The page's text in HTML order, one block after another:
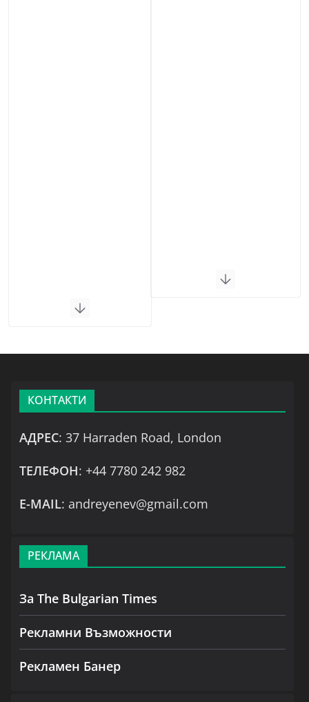
КОНТАКТИ
АДРЕС: 37 Harraden Road, London
ТЕЛЕФОН: +44 7780 242 982
Е-MAIL: andreyenev@gmail.com
РЕКЛАМА
За The Bulgarian Times
Рекламни Възможности
Рекламен Банер